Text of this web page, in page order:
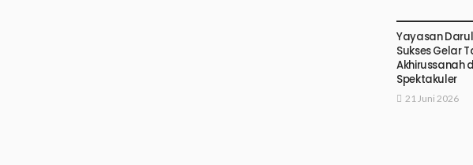
Yayasan
Sukses Gelar
Akhirussanah
Spektakuler
21 Juni 2026